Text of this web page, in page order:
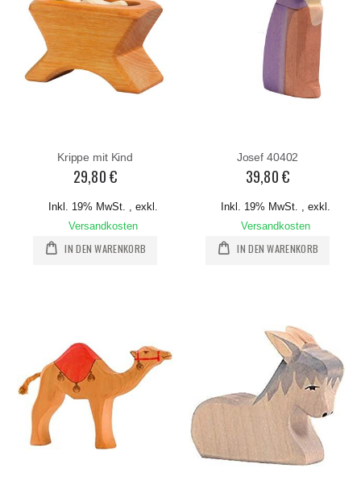
Krippe mit Kind
29,80 €
Inkl. 19% MwSt. , exkl.
Versandkosten
IN DEN WARENKORB
Josef 40402
39,80 €
Inkl. 19% MwSt. , exkl.
Versandkosten
IN DEN WARENKORB